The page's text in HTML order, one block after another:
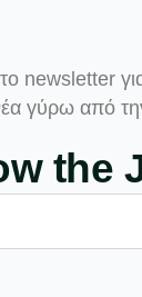
newsletter
γύρω από
the